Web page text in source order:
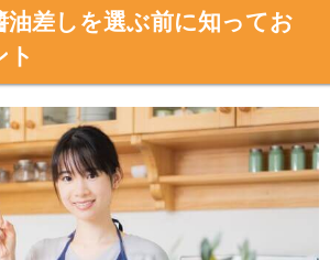
油差しを選ぶ前に知ってお
ト